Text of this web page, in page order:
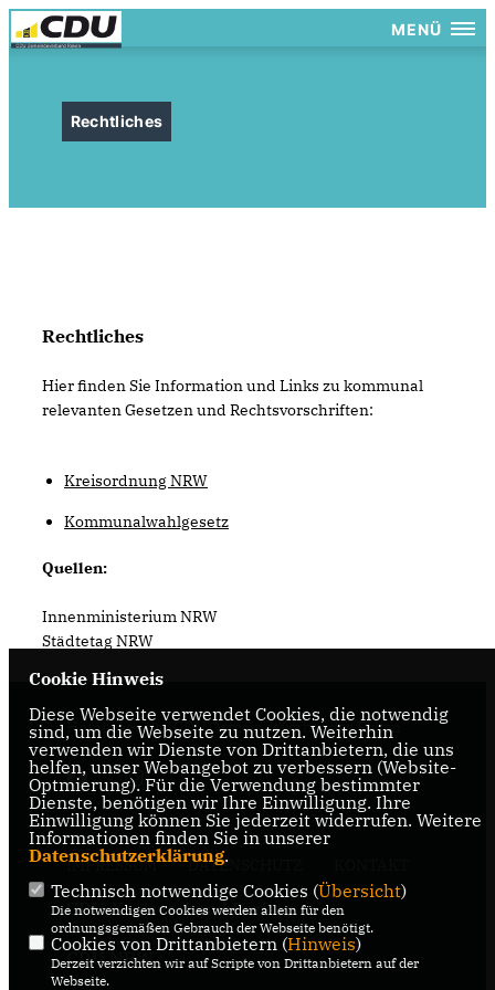
MENÜ
Rechtliches
Rechtliches
Hier finden Sie Information und Links zu kommunal
relevanten Gesetzen und Rechtsvorschriften:
Kreisordnung NRW
Kommunalwahlgesetz
Quellen:
Innenministerium NRW
Städtetag NRW
Homepage des CDU Gemeindeverbandes Reken
IMPRESSUM DATENSCHUTZ
CDU-Kreisverband Borken
CDU NRW
Cookie Hinweis
Diese Webseite verwendet Cookies, die notwendig
sind, um die Webseite zu nutzen. Weiterhin
verwenden wir Dienste von Drittanbietern, die uns
helfen, unser Webangebot zu verbessern (Website-
Optmierung). Für die Verwendung bestimmter
Dienste, benötigen wir Ihre Einwilligung. Ihre
Einwilligung können Sie jederzeit widerrufen. Weitere
Informationen finden Sie in unserer
Datenschutzerklärung.
Technisch notwendige Cookies (Übersicht)
Die notwendigen Cookies werden allein für den
ordnungsgemäßen Gebrauch der Webseite benötigt.
Cookies von Drittanbietern (Hinweis)
Derzeit verzichten wir auf Scripte von Drittanbietern auf der
Webseite.